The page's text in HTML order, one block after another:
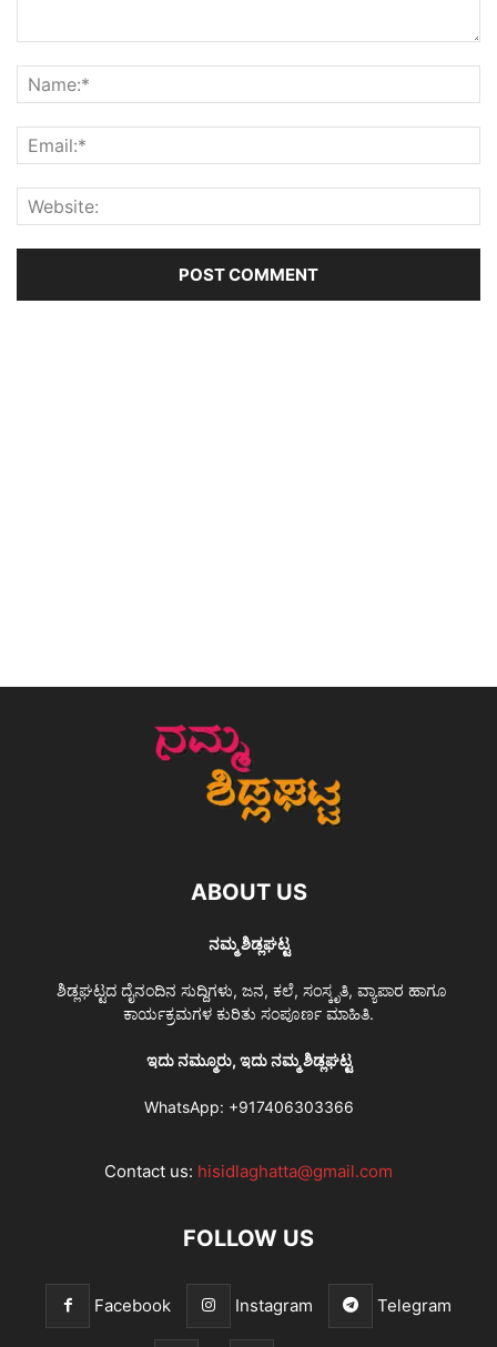
ABOUT US
ನಮ್ಮ ಶಿಡ್ಲಘಟ್ಟ
ಶಿಡ್ಲಘಟ್ಟದ ದೈನಂದಿನ ಸುದ್ದಿಗಳು, ಜನ, ಕಲೆ, ಸಂಸ್ಕೃತಿ, ವ್ಯಾಪಾರ ಹಾಗೂ
ಕಾರ್ಯಕ್ರಮಗಳ ಕುರಿತು ಸಂಪೂರ್ಣ ಮಾಹಿತಿ.
ಇದು ನಮ್ಮೂರು, ಇದು ನಮ್ಮ ಶಿಡ್ಲಘಟ್ಟ
WhatsApp: +917406303366
Contact us: hisidlaghatta@gmail.com
FOLLOW US
Facebook Instagram Telegram